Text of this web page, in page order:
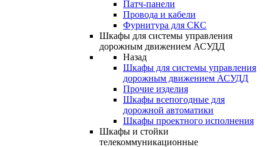
Патч-панели
Провода и кабели
Фурнитура для СКС
Шкафы для системы управления
дорожным движением АСУДД
Назад
Шкафы для системы управления
дорожным движением АСУДД
Прочие изделия
Шкафы всепогодные для
дорожной автоматики
Шкафы проектного исполнения
Шкафы и стойки
телекоммуникационные